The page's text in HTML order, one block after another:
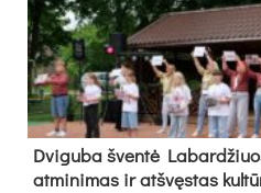
Dvi­gu­ba šven­tė
at­mi­ni­mas ir at­švęs­tas